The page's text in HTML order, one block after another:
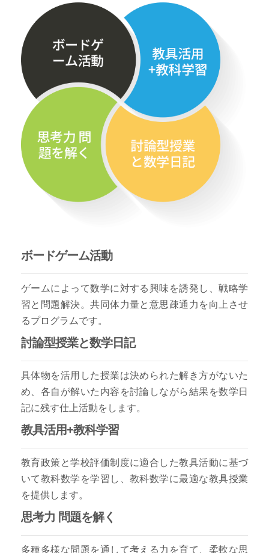
ボードゲーム活動
ゲームによって数学に対する興味を誘発し、戦略学
習と問題解決。共同体力量と意思疎通力を向上させ
るプログラムです。
討論型授業と数学日記
具体物を活用した授業は決められた解き方がないた
め、各自が解いた内容を討論しながら結果を数学日
記に残す仕上活動をします。
教具活用+教科学習
教育政策と学校評価制度に適合した教具活動に基づ
いて教科数学を学習し、教科数学に最適な教具授業
を提供します。
思考力 問題を解く
多種多様な問題を通して考える力を育て、柔軟な思